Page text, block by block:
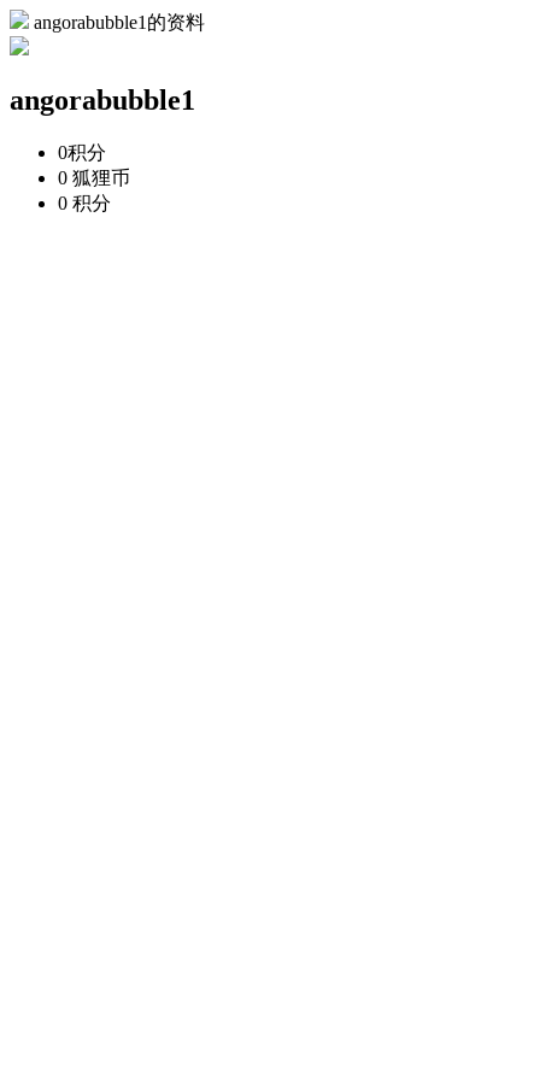
angorabubble1的资料
angorabubble1
0积分
0 狐狸币
0 积分